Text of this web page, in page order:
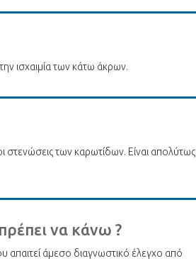
ισχαιμία των κάτω άκρων.
στενώσεις των καρωτίδων. Είναι απολύτως
να κάνω ?
απαιτεί άμεσο διαγνωστικό έλεγχο από